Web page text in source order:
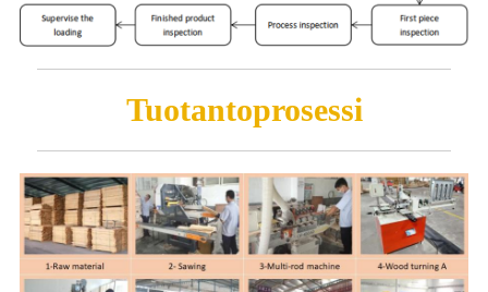
Tuotantoprosessi